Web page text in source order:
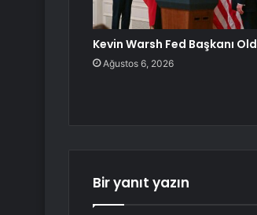
Kevin Warsh Fed Başkanı
Ağustos 6, 2026
Bir yanıt yazın